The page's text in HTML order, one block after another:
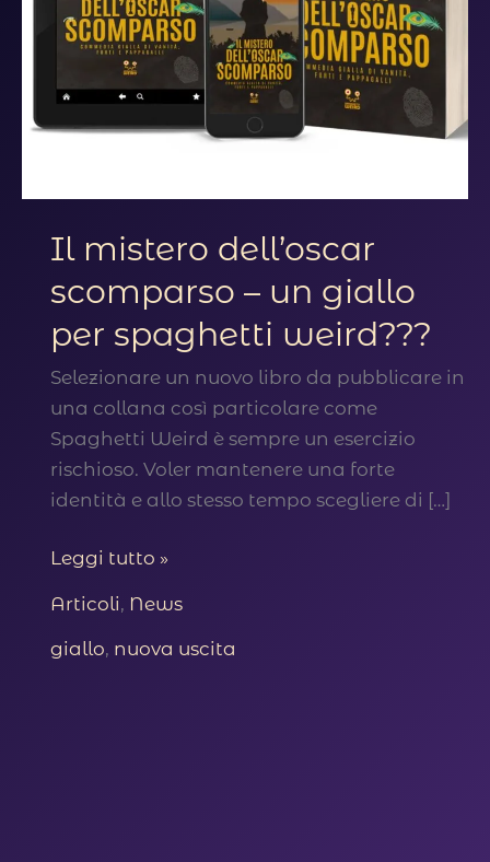
Il mistero dell’oscar
scomparso – un giallo
per spaghetti weird???
Selezionare un nuovo libro da pubblicare in
una collana così particolare come
Spaghetti Weird è sempre un esercizio
rischioso. Voler mantenere una forte
identità e allo stesso tempo scegliere di […]
Il
dell’oscar
scomparso
Leggi tutto »
Articoli, News
giallo, nuova uscita